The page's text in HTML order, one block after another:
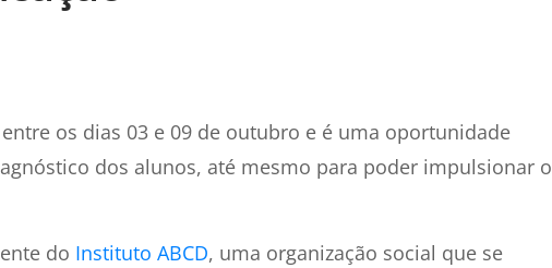
os dias 03 e 09 de outubro e é uma oportunidade
dos alunos, até mesmo para poder impulsionar o
do Instituto ABCD, uma organização social que se